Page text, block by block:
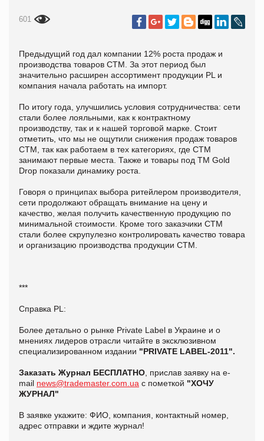
601
Предыдущий год дал компании 12% роста продаж и
производства товаров СТМ. За этот период был
значительно расширен ассортимент продукции PL и
компания начала работать на импорт.
По итогу года, улучшились условия сотрудничества: сети
стали более лояльными, как к контрактному
производству, так и к нашей торговой марке. Стоит
отметить, что мы не ощутили снижения продаж товаров
СТМ, так как работаем в тех категориях, где СТМ
занимают первые места. Также и товары под ТМ Gold
Drop показали динамику роста.
Говоря о принципах выбора ритейлером производителя,
сети продолжают обращать внимание на цену и
качество, желая получить качественную продукцию по
минимальной стоимости. Кроме того заказчики СТМ
стали более скрупулезно контролировать качество товара
и организацию производства продукции СТМ.
***
Справка PL:
Более детально о рынке Private Label в Украине и о
мнениях лидеров отрасли читайте в эксклюзивном
специализированном издании "PRIVATE LABEL-2011".
Заказать Журнал БЕСПЛАТНО , прислав заявку на e-
mail news@trademaster.com.ua с пометкой "ХОЧУ
ЖУРНАЛ"
В заявке укажите: ФИО, компания, контактный номер,
адрес отправки и ждите журнал!